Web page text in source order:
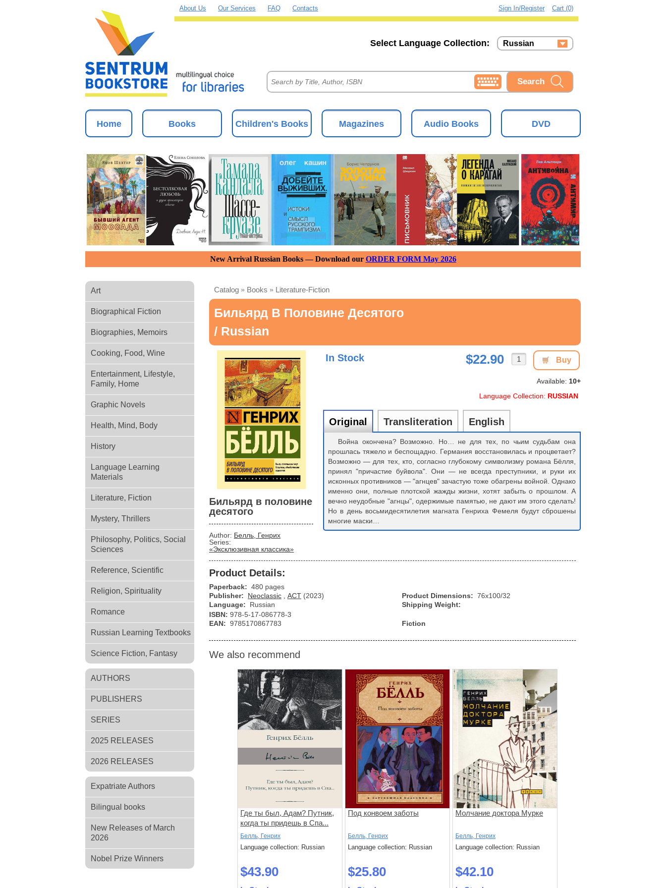
About Us Our Services FAQ Contacts Cart (0)
Sign In/Register
Russian
Ukrainian
Select Language Collection:
Home Books Children's Books Magazines Audio Books DVD
New Arrival Russian Books — Download our ORDER FORM May 2026
Art
Biographical Fiction
Biographies, Memoirs
Cooking, Food, Wine
Entertainment, Lifestyle,
Family, Home
Graphic Novels
Health, Mind, Body
History
Language Learning
Materials
Literature, Fiction
Mystery, Thrillers
Philosophy, Politics, Social
Sciences
Reference, Scientific
Religion, Spirituality
Romance
Russian Learning Textbooks
Science Fiction, Fantasy
AUTHORS
PUBLISHERS
SERIES
2025 RELEASES
2026 RELEASES
Expatriate Authors
Bilingual books
New Releases of March
2026
Nobel Prize Winners
Catalog » Books » Literature-Fiction
Бильярд В Половине Десятого
/ Russian
Бильярд в половине
десятого
Author: Белль, Генрих
Series:
«Эксклюзивная классика»
In Stock Buy
$22.90
Available: 10+
Language Collection: RUSSIAN
Original Transliteration English
Война окончена? Возможно. Но… не для тех, по чьим судьбам она
прошлась тяжело и беспощадно. Германия восстановилась и процветает?
Возможно — для тех, кто, согласно глубокому символизму романа Бёлля,
принял "причастие буйвола". Они — не всегда преступники, и руки их
исконных противников — "агнцев" зачастую тоже обагрены войной. Однако
именно они, полные плотской жажды жизни, хотят забыть о прошлом. А
вечно неудобные "агнцы", одержимые памятью, не дают им этого сделать!
Но в день восьмидесятилетия магната Генриха Фемеля будут сброшены
многие маски…
Product Details:
Paperback: 480 pages
Publisher:
Neoclassic АСТ (2023)
Language:
Russian
Product Dimensions: 76x100/32
Shipping Weight:
ISBN: 978-5-17-086778-3
EAN: 9785170867783 Fiction
We also recommend
Где ты был, Адам? Путник,
когда ты придешь в Спа...
Белль, Генрих
Language collection: Russian
$43.90
Под конвоем заботы
Белль, Генрих
Language collection: Russian
$25.80
Молчание доктора Мурке
Белль, Генрих
Language collection: Russian
$42.10